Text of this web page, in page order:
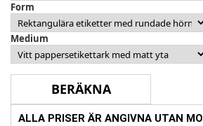
Form
Medium
ALLA PRISER ÄR ANGIVNA UTAN